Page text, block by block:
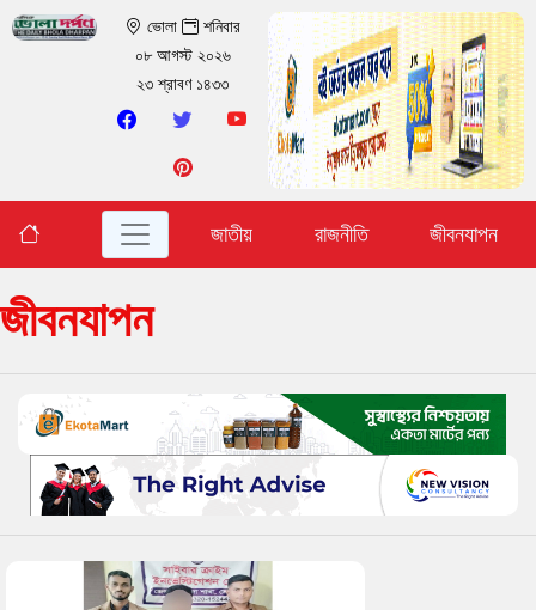
ভোলা
শনিবার
০৮ আগস্ট ২০২৬
২৩ শ্রাবণ ১৪৩৩
জাতীয় রাজনীতি জীবনযাপন
জীবনযাপন